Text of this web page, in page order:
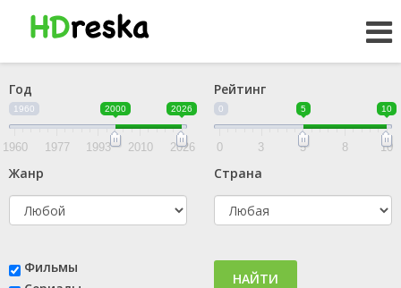
Год
1960 2000 2026
1960 1977 1993 2010 2026
Рейтинг
0 5 10
0 3 5 8 10
Жанр Страна
Фильмы
НАЙТИ